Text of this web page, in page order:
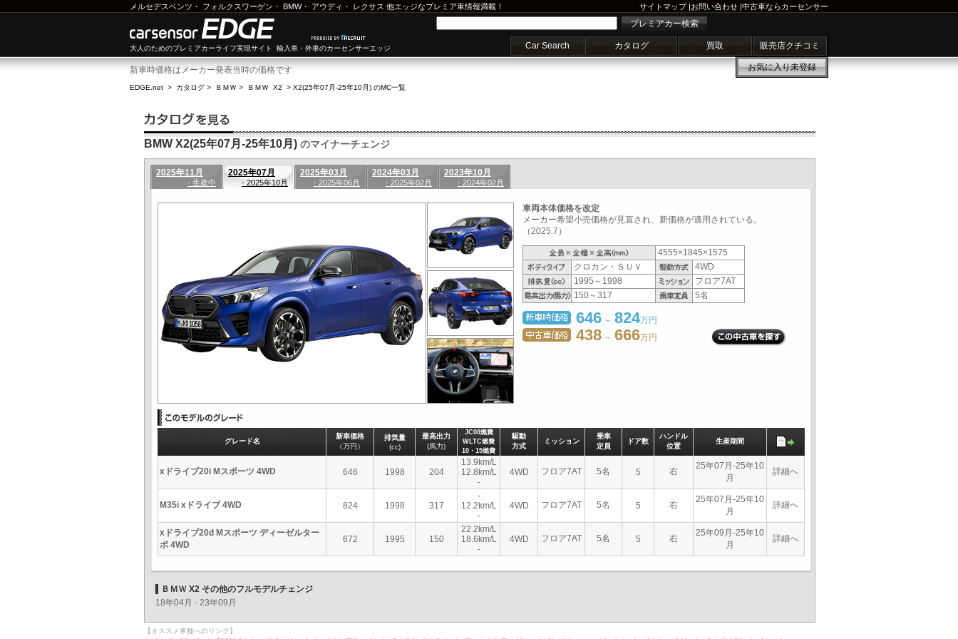
メルセデスベンツ ・ フォルクスワーゲン ・ BMW・ アウディ ・ レクサス 他エッジなプレミア車情報満載！ サイトマップ|お問い合わせ |中古車ならカーセンサー
大人のためのプレミアカーライフ実現サイト 輸入車・外車のカーセンサーエッジ
プレミアカー検索
Car Search カタログ 買取 販売店クチコミ
お気に入り未登録
新車時価格はメーカー発表当時の価格です
EDGE.net > カタログ > ＢＭＷ > ＢＭＷ X2 > X2(25年07月-25年10月) のMC一覧
BMW X2(25年07月-25年10月) のマイナーチェンジ
2025年11月
- 生産中
2025年07月
- 2025年10月
2025年03月
- 2025年06月
2024年03月
- 2025年02月
2023年10月
- 2024年02月
車両本体価格を改定
メーカー希望小売価格が見直され、新価格が適用されている。
（2025.7）
4555×1845×1575
クロカン・ＳＵＶ
4WD
1995～1998
フロア7AT
150～317
5名
646 ～ 824万円
438 ～ 666万円
グレード名
新車価格
（万円）
排気量
(cc)
最高出力
(馬力)
JC08燃費
WLTC燃費
10・15燃費
駆動
方式
ミッション
乗車
定員
ドア数
ハンドル
位置
生産期間
xドライブ20i Mスポーツ 4WD 646 1998 204
13.9km/L
12.8km/L
-
4WD フロア7AT 5名 5 右
25年07月-25年10
月
詳細へ
M35i xドライブ 4WD 824 1998 317
-
12.2km/L
-
4WD フロア7AT 5名 5 右
25年07月-25年10
月
詳細へ
xドライブ20d Mスポーツ ディーゼルター
ボ 4WD
672 1995 150
22.2km/L
18.6km/L
-
4WD フロア7AT 5名 5 右
25年09月-25年10
月
詳細へ
ＢＭＷ X2 その他のフルモデルチェンジ
18年04月 - 23年09月
【オススメ車種へのリンク】